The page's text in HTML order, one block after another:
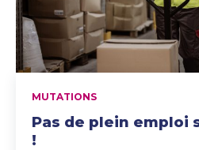
MUTATIONS
Pas de plein emploi
!